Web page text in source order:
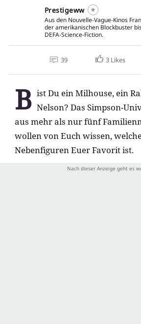
Prestigeww
Aus den Nouvelle-Vague-Kinos
der amerikanischen Blockbuster
DEFA-Science-Fiction.
39 3 Likes
B ist Du ein Milhouse, ein
Nelson? Das Simpson-
aus mehr als nur fünf
wollen von Euch wissen,
Nebenfiguren Euer Favorit ist.